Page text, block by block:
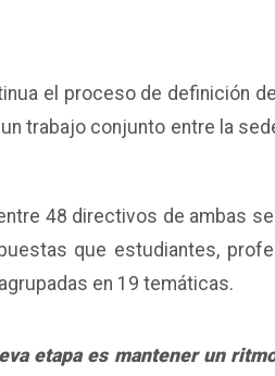
el proceso de definición
trabajo conjunto entre la
48 directivos de ambas
que estudiantes,
en 19 temáticas.
etapa es mantener un